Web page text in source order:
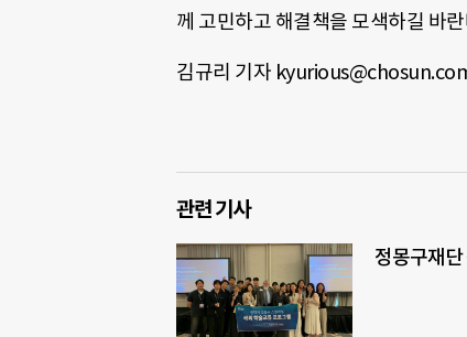
께 고민하고 해결책을 모색하길 바
김규리 기자
관련 기사
정몽구재단